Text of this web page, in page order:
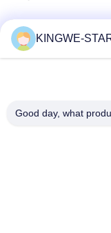
Kat 4, Bina 4,
KINGWE-
Good day, what